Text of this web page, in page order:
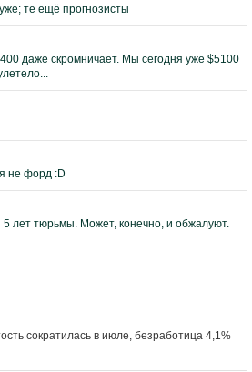
те ещё прогнозисты
даже скромничает. Мы сегодня уже $5100
не форд :D
лет тюрьмы. Может, конечно, и обжалуют.
сократилась в июле, безработица 4,1%